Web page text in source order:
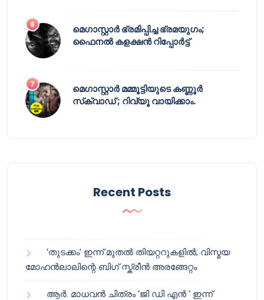
മെഗാസ്റ്റാർ ഭ്രമിപ്പിച്ച ഭ്രമയുഗം;
ഫൈനൽ കളക്ഷൻ റിപ്പോർട്ട്
മെഗാസ്റ്റാർ മമ്മൂട്ടിയുടെ കണ്ണൂർ
സ്‌ക്വാഡ് ; റിവ്യൂ വായിക്കാം.
Recent Posts
‘തുടക്കം’ ഇന്ന് മുതൽ തിയറ്ററുകളിൽ; വിസ്മയ
മോഹൻലാലിന്റെ ബിഗ് സ്ക്രീൻ അരങ്ങേറ്റം
ആർ. മാധവൻ ചിത്രം ‘ജി ഡി എൻ ‘ ഇന്ന്